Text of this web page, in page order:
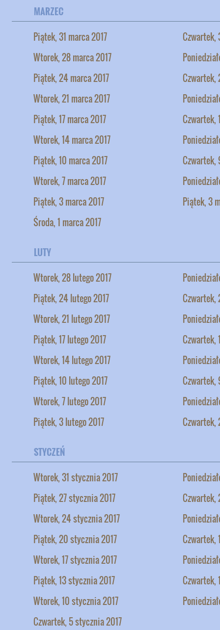
MARZEC
Piątek, 31 marca 2017
Czwartek,
Wtorek, 28 marca 2017
Piątek, 24 marca 2017
Czwartek,
Wtorek, 21 marca 2017
Piątek, 17 marca 2017
Czwartek,
Wtorek, 14 marca 2017
Piątek, 10 marca 2017
Czwartek,
Wtorek, 7 marca 2017
Piątek, 3 marca 2017
Piątek, 3
Środa, 1 marca 2017
LUTY
Wtorek, 28 lutego 2017
Piątek, 24 lutego 2017
Czwartek,
Wtorek, 21 lutego 2017
Piątek, 17 lutego 2017
Czwartek,
Wtorek, 14 lutego 2017
Piątek, 10 lutego 2017
Czwartek,
Wtorek, 7 lutego 2017
Piątek, 3 lutego 2017
Czwartek,
STYCZEŃ
Wtorek, 31 stycznia 2017
Piątek, 27 stycznia 2017
Czwartek,
Wtorek, 24 stycznia 2017
Piątek, 20 stycznia 2017
Czwartek,
Wtorek, 17 stycznia 2017
Piątek, 13 stycznia 2017
Czwartek,
Wtorek, 10 stycznia 2017
Czwartek, 5 stycznia 2017